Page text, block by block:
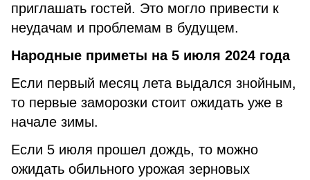
приглашать гостей. Это могло привести к
неудачам и проблемам в будущем.
Народные приметы на 5 июля 2024 года
Если первый месяц лета выдался знойным,
то первые заморозки стоит ожидать уже в
начале зимы.
Если 5 июля прошел дождь, то можно
ожидать обильного урожая зерновых